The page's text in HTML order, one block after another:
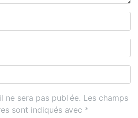
ne sera pas publiée. Les champs
sont indiqués avec *